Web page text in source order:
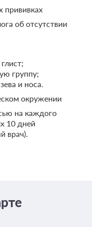
прививках
об отсутствии
группу;
и носа.
окружении
на каждого
10 дней
врач).